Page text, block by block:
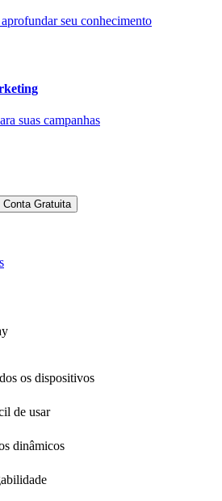
seu conhecimento
suas campanhas
Conta Gratuita
os dispositivos
de usar
dinâmicos